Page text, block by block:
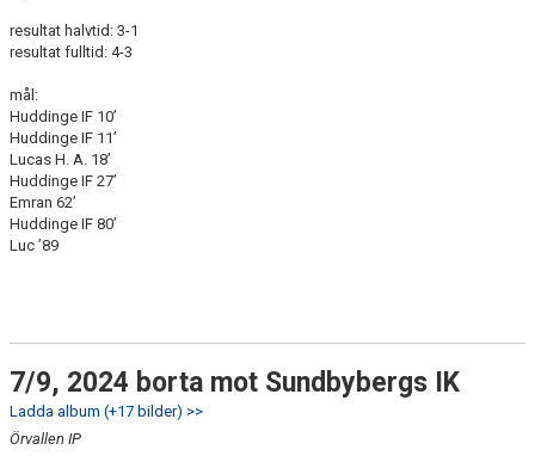
resultat halvtid: 3-1
resultat fulltid: 4-3
mål:
Huddinge IF 10’
Huddinge IF 11’
Lucas H. A. 18’
Huddinge IF 27’
Emran 62’
Huddinge IF 80’
Luc ’89
7/9, 2024 borta mot Sundbybergs IK
Ladda album (+17 bilder) >>
Örvallen IP